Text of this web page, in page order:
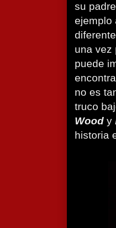
su
ejemplo
una vez
puede
no es
truco
Wood y
historia